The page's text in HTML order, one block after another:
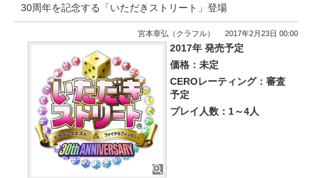
30周年を記念する「いただきストリート」登場
宮本章弘（クラフル） 2017年2月23日 00:00
2017年 発売予定
価格：未定
CEROレーティング：審査
予定
プレイ人数：1～4人